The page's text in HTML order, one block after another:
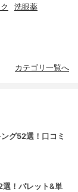
洗眼薬
カテゴリ一覧へ
グ52選！口コミ
選！パレット&単